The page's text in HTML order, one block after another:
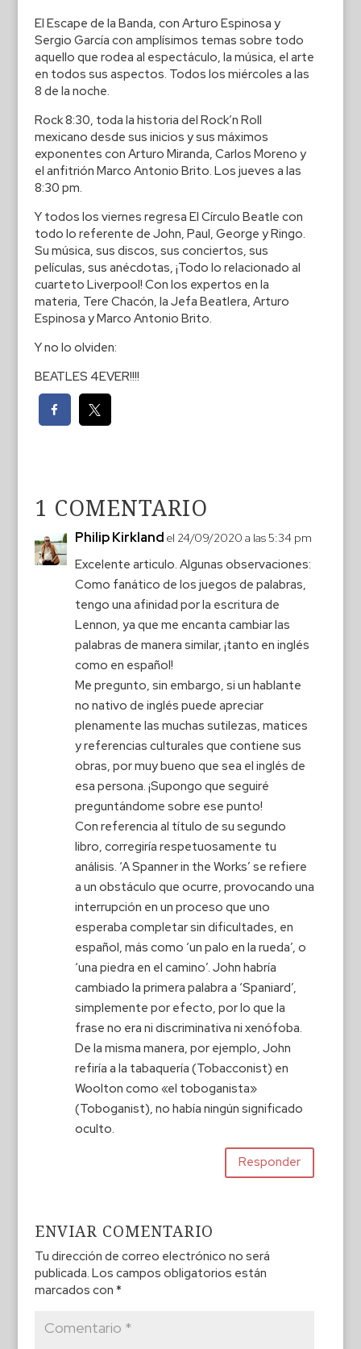
El Escape de la Banda, con Arturo Espinosa y
Sergio García con amplísimos temas sobre todo
aquello que rodea al espectáculo, la música, el arte
en todos sus aspectos. Todos los miércoles a las
8 de la noche.
Rock 8:30, toda la historia del Rock’n Roll
mexicano desde sus inicios y sus máximos
exponentes con Arturo Miranda, Carlos Moreno y
el anfitrión Marco Antonio Brito. Los jueves a las
8:30 pm.
Y todos los viernes regresa El Círculo Beatle con
todo lo referente de John, Paul, George y Ringo.
Su música, sus discos, sus conciertos, sus
películas, sus anécdotas, ¡Todo lo relacionado al
cuarteto Liverpool! Con los expertos en la
materia, Tere Chacón, la Jefa Beatlera, Arturo
Espinosa y Marco Antonio Brito.
Y no lo olviden:
BEATLES 4EVER!!!!
1 COMENTARIO
Philip Kirkland el 24/09/2020 a las 5:34 pm
Excelente articulo. Algunas observaciones:
Como fanático de los juegos de palabras,
tengo una afinidad por la escritura de
Lennon, ya que me encanta cambiar las
palabras de manera similar, ¡tanto en inglés
como en español!
Me pregunto, sin embargo, si un hablante
no nativo de inglés puede apreciar
plenamente las muchas sutilezas, matices
y referencias culturales que contiene sus
obras, por muy bueno que sea el inglés de
esa persona. ¡Supongo que seguiré
preguntándome sobre ese punto!
Con referencia al título de su segundo
libro, corregiría respetuosamente tu
análisis. ‘A Spanner in the Works’ se refiere
a un obstáculo que ocurre, provocando una
interrupción en un proceso que uno
esperaba completar sin dificultades, en
español, más como ‘un palo en la rueda’, o
‘una piedra en el camino’. John habría
cambiado la primera palabra a ‘Spaniard’,
simplemente por efecto, por lo que la
frase no era ni discriminativa ni xenófoba.
De la misma manera, por ejemplo, John
refiría a la tabaquería (Tobacconist) en
Woolton como «el toboganista»
(Toboganist), no había ningún significado
oculto.
Responder
ENVIAR COMENTARIO
Tu dirección de correo electrónico no será
publicada. Los campos obligatorios están
marcados con *